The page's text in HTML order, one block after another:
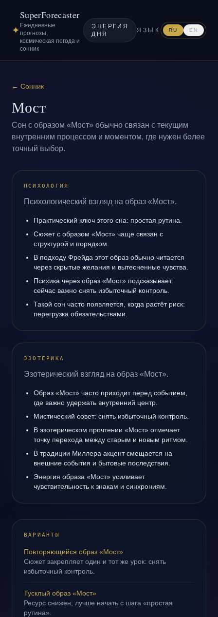
✦
SuperForecaster
Ежедневные
прогнозы,
космическая погода и
сонник
ЭНЕРГИЯ
ДНЯ
ЯЗЫК RU EN
← Сонник
Мост
Сон с образом «Мост» обычно связан с текущим
внутренним процессом и моментом, где нужен более
точный выбор.
ПСИХОЛОГИЯ
Психологический взгляд на образ «Мост».
Практический ключ этого сна: простая рутина.
Сюжет с образом «Мост» чаще связан с
структурой и порядком.
В подходу Фрейда этот образ обычно читается
через скрытые желания и вытесненные чувства.
Психика через образ «Мост» подсказывает:
сейчас важно снять избыточный контроль.
Такой сон часто появляется, когда растёт риск:
перегрузка обязательствами.
ЭЗОТЕРИКА
Эзотерический взгляд на образ «Мост».
Образ «Мост» часто приходит перед событием,
где важно удержать внутренний центр.
Мистический совет: снять избыточный контроль.
В эзотерическом прочтении «Мост» отмечает
точку перехода между старым и новым ритмом.
В традиции Миллера акцент смещается на
внешние события и бытовые последствия.
Энергия образа «Мост» усиливает
чувствительность к знакам и синхрониям.
ВАРИАНТЫ
Повторяющийся образ «Мост»
Сюжет закрепляет один и тот же урок: снять
избыточный контроль.
Тусклый образ «Мост»
Ресурс снижен; лучше начать с шага «простая
рутина».